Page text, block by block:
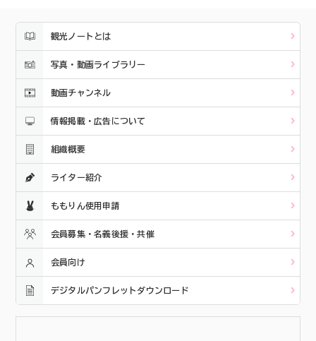
観光ノートとは
写真・動画ライブラリー
動画チャンネル
情報掲載・広告について
組織概要
ライター紹介
ももりん使用申請
会員募集・名義後援・共催
会員向け
デジタルパンフレットダウンロード